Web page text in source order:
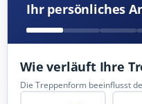
Ihr persönliches
Wie verläuft Ihre
Die Treppenform beeinflusst